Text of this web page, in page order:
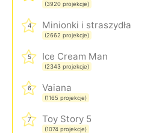
(3920 projekcje)
4 Minionki i straszydła
(2662 projekcje)
5 Ice Cream Man
(2343 projekcje)
6 Vaiana
(1165 projekcje)
7 Toy Story 5
(1074 projekcje)